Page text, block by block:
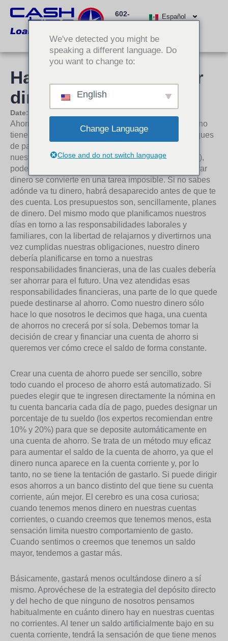
contenido
602-
3000
Español
Haga esto para ahorrar
dinero sin intentarlo
Date:
Ahorrar dinero puede ser un reto desalentador, pero no
tiene por qué serlo. Cuando recibimos nuestros cheques
de pago, sin un plan establecido sobre el destino de
nuestro dinero (también conocido como presupuesto),
podemos fácilmente gastar más de la cuenta, y ahorrar
dinero se convierte en una tarea imposible. Si no sabes
adónde va tu dinero, habrá desaparecido antes de que te
des cuenta. Los presupuestos son, sencillamente, planes
de dinero. Del mismo modo que planificamos nuestros
días en torno a las responsabilidades laborales y
familiares, con la libertad de relajarnos y divertirnos una
vez cumplidas nuestras obligaciones, nuestro dinero
debería planificarse en torno a nuestras
responsabilidades financieras, una de las cuales debería
ser ahorrar para el futuro. Una vez atendidas esas
responsabilidades financieras, una parte de lo que quede
puede destinarse al ahorro. Como nuestro dinero sólo
hace lo que nosotros le decimos que haga, una cuenta
de ahorros no crecerá por sí sola. Debemos tomar la
decisión de crear y financiar una cuenta de ahorro si
queremos ver cómo crece el saldo de forma constante.
Crear una cuenta de ahorro puede ser sencillo, sobre
todo cuando el proceso de ahorro está automatizado. Si
puedes elegir que te ingresen directamente la nómina en
tu cuenta bancaria cada día de pago, puedes designar un
porcentaje de tu sueldo (los expertos recomiendan entre
10% y 20%) para que se deposite automáticamente en
una cuenta de ahorro. Se trata de un método muy eficaz
para aumentar el saldo de la cuenta de ahorro, ya que el
dinero nunca aparece en la cuenta corriente y, por lo
tanto, no se tiene la tentación de gastarlo. Si puede dirigir
esos ahorros a un banco distinto del que tiene su cuenta
corriente, aún mejor. El cerebro es una cosa curiosa;
cuando tenemos menos dinero en nuestras cuentas
corrientes, o cuando creemos que tenemos menos, esta
sensación limita nuestro comportamiento de gasto.
Cuando sentimos o creemos que tenemos un saldo
mayor, tendemos a gastar más.
Básicamente, gastará menos ocultándose dinero a sí
mismo. Aprovéchese de la estrategia del depósito directo
y del hecho de que ninguno de nosotros pensamos
habitualmente en cuánto dinero hay en nuestras cuentas
no corrientes. Al tener un saldo artificialmente bajo en su
cuenta corriente, tendrá la sensación de que tiene menos
We've detected you might be
speaking a different language. Do
you want to change to:
English
Change Language
Close and do not switch language